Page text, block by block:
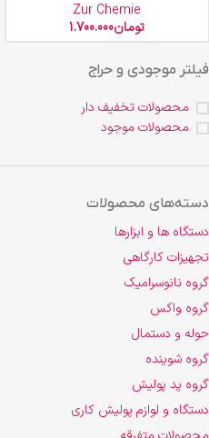
فیلتر موجودی و حراج
محصولات تخفیف دار
محصولات موجود
دسته‌های محصولات
دستگاه ها و ابزارها
تجهیزات کارگاهی
گروه نانوسرامیک
گروه واکس
حوله و دستمال
گروه شوینده
گروه پد پولیش
دستگاه و لوازم پولیش کاری
Zur Chemie
تومان1.700.000